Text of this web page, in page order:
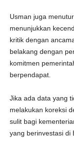
Usman juga
menunjukkan
kritik dengan
belakang dengan
komitmen
berpendapat.
Jika ada data yang
melakukan koreksi
sulit bagi
yang berinvestasi di